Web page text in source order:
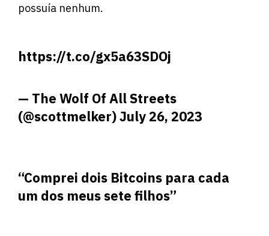
possuía nenhum.
https://t.co/gx5a63SDOj
— The Wolf Of All Streets
(@scottmelker)July 26, 2023
“Comprei dois Bitcoins para cada
um dos meus sete filhos”